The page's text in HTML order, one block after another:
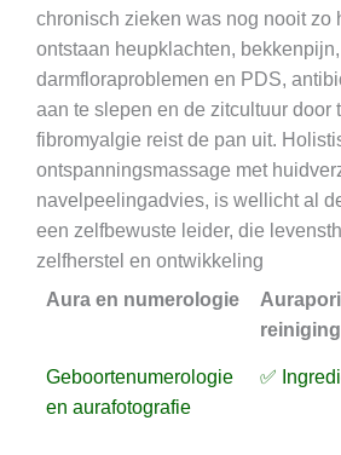
chronisch zieken was nog nooit zo
ontstaan heupklachten,
darmfloraproblemen en PDS,
aan te slepen en de zitcultuur door
fibromyalgie reist de pan uit.
ontspanningsmassage met
navelpeelingadvies, is wellicht al
een zelfbewuste leider, die
zelfherstel en ontwikkeling
Aura en numerologie
reiniging
Geboortenumerologie
en aurafotografie
✅